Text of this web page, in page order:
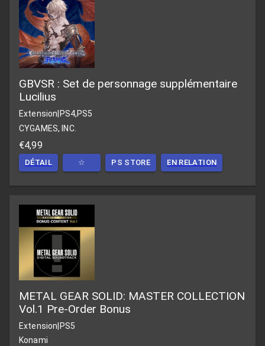
GBVSR : Set de personnage supplémentaire
Lucilius
Extension PS4,PS5
CYGAMES, INC.
€4,99
DÉTAIL ☆ PS STORE EN RELATION
METAL GEAR SOLID: MASTER COLLECTION
Vol.1 Pre-Order Bonus
Extension|PS5
Konami